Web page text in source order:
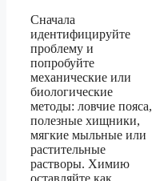
Сначала
идентифицируйте
проблему и
попробуйте
механические или
биологические
методы: ловчие пояса,
полезные хищники,
мягкие мыльные или
растительные
растворы. Химию
оставляйте как